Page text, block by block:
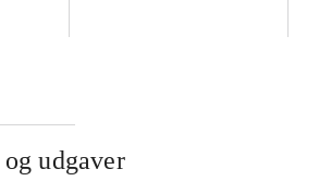
udgaver